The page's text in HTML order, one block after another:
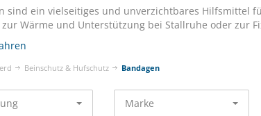
sind ein vielseitiges und unverzichtbares Hilfsmittel
Wärme und Unterstützung bei Stallruhe oder zur
Beinschutz & Hufschutz Bandagen
Marke